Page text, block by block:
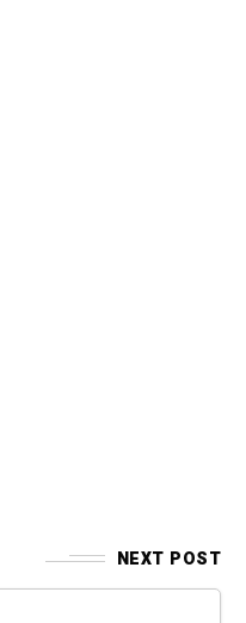
NEXT POST